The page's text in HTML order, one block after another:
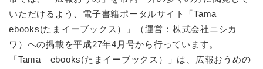
いただけるよう、電子書籍ポータルサイト「Tama
ebooks(たまイーブックス）」（運営：株式会社ニシカ
ワ）への掲載を平成27年4月号から行っています。
「Tama ebooks(たまイーブックス）」は、広報おうめの